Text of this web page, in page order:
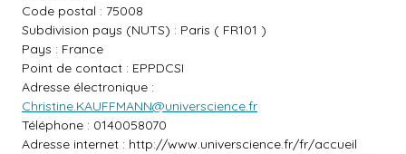
Code postal : 75008
Subdivision pays (NUTS) : Paris ( FR101 )
Pays : France
Point de contact : EPPDCSI
Adresse électronique :
Christine.KAUFFMANN@universcience.fr
Téléphone : 0140058070
Adresse internet : http://www.universcience.fr/fr/accueil